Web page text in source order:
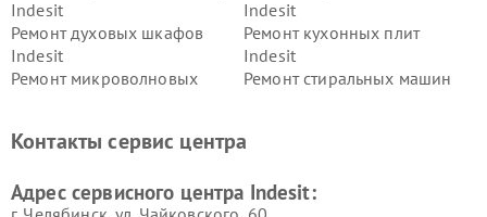
Indesit
Indesit
Ремонт духовых шкафов
Indesit
Ремонт кухонных плит
Indesit
Ремонт микроволновых
Ремонт стиральных машин
Indesit
Indesit
Контакты сервис центра
Адрес сервисного центра Indesit: